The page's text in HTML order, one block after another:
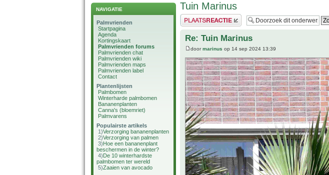
NAVIGATIE
Palmvrienden
Startpagina
Agenda
Kortingskaart
Palmvrienden forums
Palmvrienden chat
Palmvrienden wiki
Palmvrienden maps
Palmvrienden label
Contact
Plantenlijsten
Palmbomen
Winterharde palmbomen
Bananenplanten
Canna's (bloemriet)
Palmvarens
Populairste artikels
1)Verzorging bananenplanten
2)Verzorging van palmen
3)Hoe een bananenplant
beschermen in de winter?
4)De 10 winterhardste
palmbomen ter wereld
5)Zaaien van avocado
Tuin Marinus
Plaats een reactie
Re: Tuin Marinus
doormarinus op 14 sep 2024 13:39